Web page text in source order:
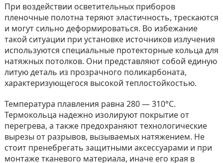
При воздействии осветительных приборов
пленочные полотна теряют эластичность, трескаются
и могут сильно деформироваться. Во избежание
такой ситуации при установке источников излучения
используются специальные протекторные кольца для
натяжных потолков. Они представляют собой единую
литую деталь из прозрачного поликарбоната,
характеризующегося высокой теплостойкостью.
Температура плавления равна 280 — 310°С.
Термокольца надежно изолируют покрытие от
перегрева, а также предохраняют технологические
вырезы от разрывов, вызываемых натяжением. Не
стоит пренебрегать защитными аксессуарами и при
монтаже тканевого материала, иначе его края в